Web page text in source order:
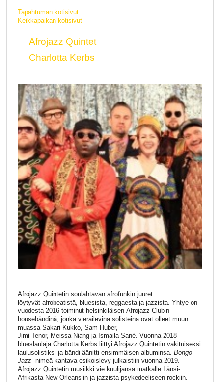
Tapahtuman kotisivut
Keikkapaikan kotisivut
Afrojazz Quintet
Charlotta Kerbs
Afrojazz Quintetin soulahtavan afrofunkin juuret
löytyvät afrobeatistä, bluesista, reggaesta ja jazzista. Yhtye on
vuodesta 2016 toiminut helsinkiläisen Afrojazz Clubin
housebändinä, jonka vierailevina solisteina ovat olleet muun
muassaSakari Kukko, Sam Huber,
Jimi Tenor, Meissa Niangja Ismaila Sané. Vuonna 2018
blueslaulaja Charlotta Kerbs liittyi Afrojazz Quintetin vakituiseksi
laulusolistiksi ja bändi äänitti ensimmäisen albuminsa. Bongo
Jazz -nimeä kantava esikoislevy julkaistiin vuonna 2019.
Afrojazz Quintetin musiikki vie kuulijansa matkalle Länsi-
Afrikasta New Orleansiin ja jazzista psykedeeliseen rockiin.